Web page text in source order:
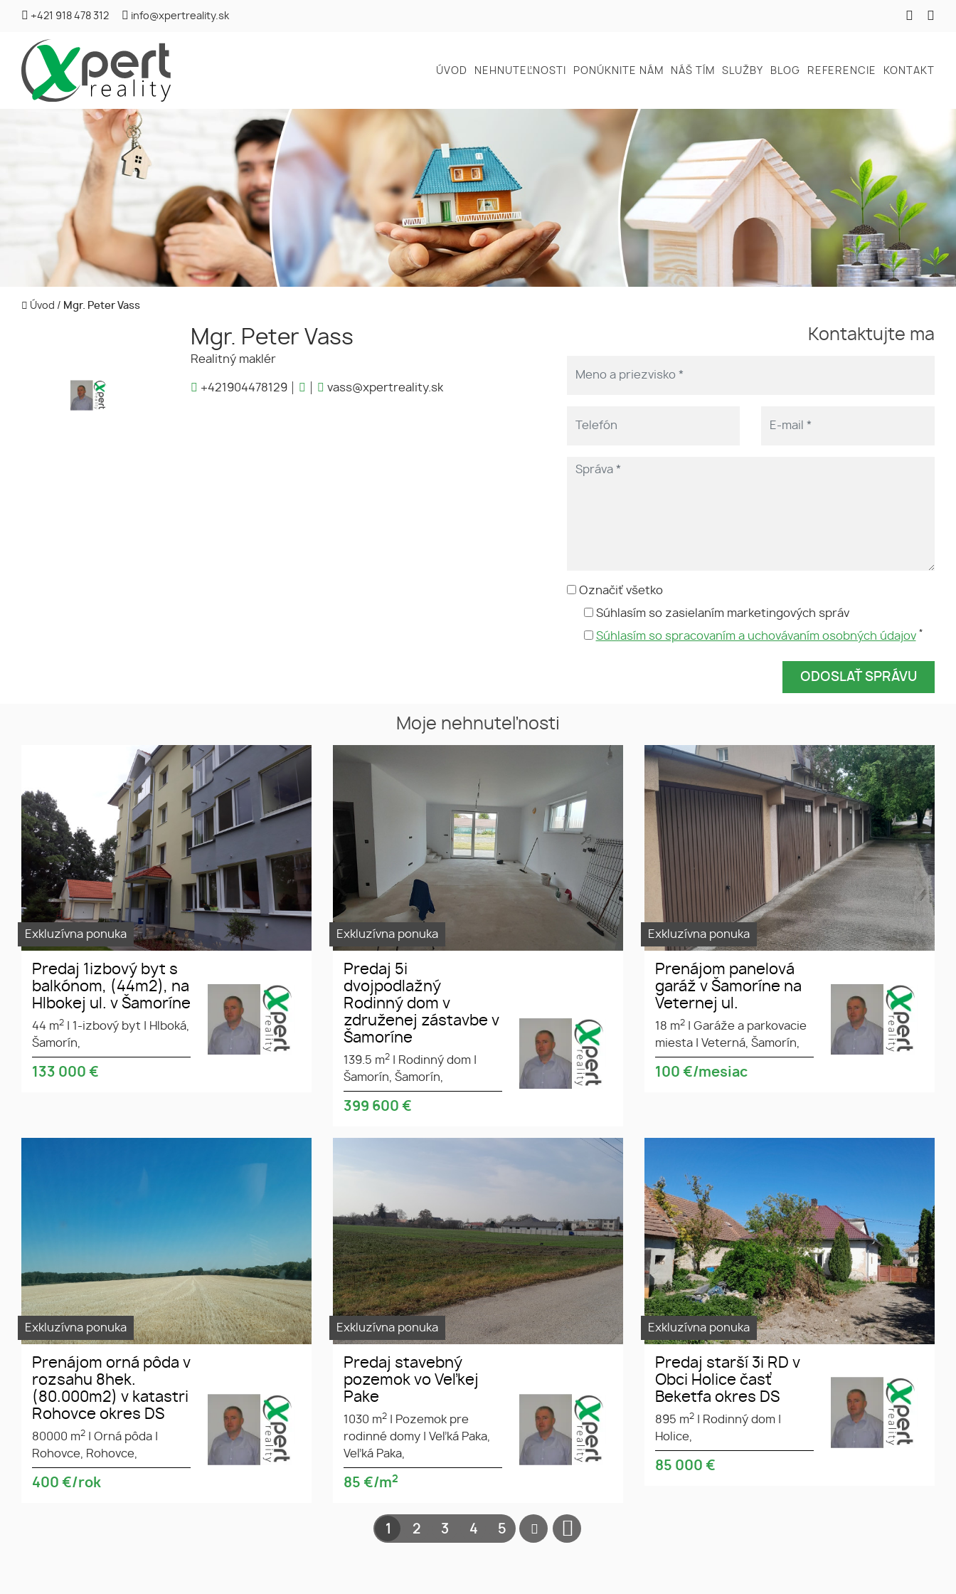
+421 918 478 312 info@xpertreality.sk
ÚVOD NEHNUTEĽNOSTI PONÚKNITE NÁM NÁŠ TÍM SLUŽBY BLOG REFERENCIE KONTAKT
Úvod / Mgr. Peter Vass
Mgr. Peter Vass
Realitný maklér
+421904478129 vass@xpertreality.sk
Kontaktujte ma
Označiť všetko
Súhlasím so zasielaním marketingových správ
Súhlasím so spracovaním a uchovávaním osobných údajov *
Moje nehnuteľnosti
Predaj 1izbový byt s balkónom,
(44m2), na Hlbokej ul. v
Šamoríne
Exkluzívna ponuka
Predaj 1izbový byt s
balkónom, (44m2), na
Hlbokej ul. v Šamoríne
44 m2 1-izbový byt
Hlboká,
Šamorín,
133 000 €
Predaj 5i dvojpodlažný
Rodinný dom v združenej
zástavbe v Šamoríne
Exkluzívna ponuka
Predaj 5i
dvojpodlažný
Rodinný dom v
združenej zástavbe v
Šamoríne
139.5 m2 Rodinný dom
Šamorín, Šamorín,
399 600 €
Prenájom panelová garáž v
Šamoríne na Veternej ul.
Exkluzívna ponuka
Prenájom panelová
garáž v Šamoríne na
Veternej ul.
18 m2
Garáže a parkovacie
miesta
Veterná, Šamorín,
100 €/mesiac
Exkluzívna ponuka
Prenájom orná pôda v
rozsahu 8hek.
(80.000m2) v katastri
Rohovce okres DS
80000 m2 Orná pôda
Rohovce, Rohovce,
400 €/rok
Exkluzívna ponuka
Predaj stavebný
pozemok vo Veľkej
Pake
1030 m2
Pozemok pre
rodinné domy
Veľká Paka,
Veľká Paka,
85 €/m2
Holice časť Beketfa okres DS
Exkluzívna ponuka
Predaj starší 3i RD v
Obci Holice časť
Beketfa okres DS
895 m2 Rodinný dom
Holice,
85 000 €
1 2 3 4 5